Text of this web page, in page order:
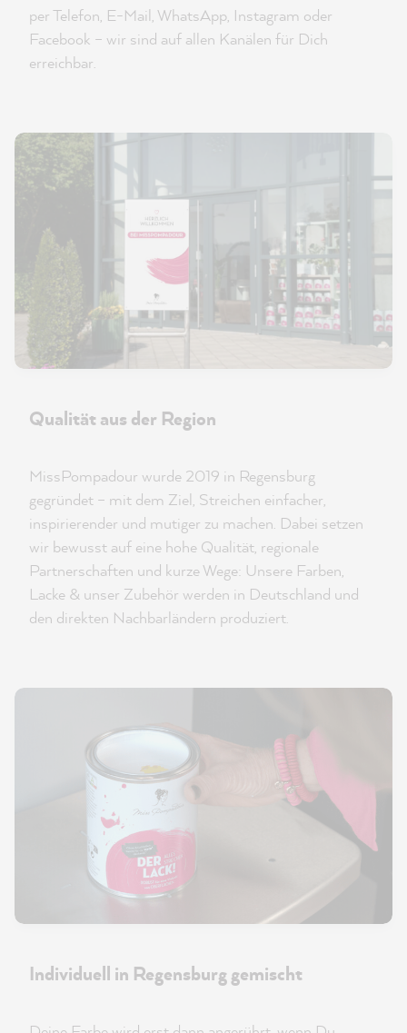
per Telefon, E-Mail, WhatsApp, Instagram oder
Facebook – wir sind auf allen Kanälen für Dich
erreichbar.
Qualität aus der Region
MissPompadour wurde 2019 in Regensburg
gegründet – mit dem Ziel, Streichen einfacher,
inspirierender und mutiger zu machen. Dabei setzen
wir bewusst auf eine hohe Qualität, regionale
Partnerschaften und kurze Wege: Unsere Farben,
Lacke & unser Zubehör werden in Deutschland und
den direkten Nachbarländern produziert.
Individuell in Regensburg gemischt